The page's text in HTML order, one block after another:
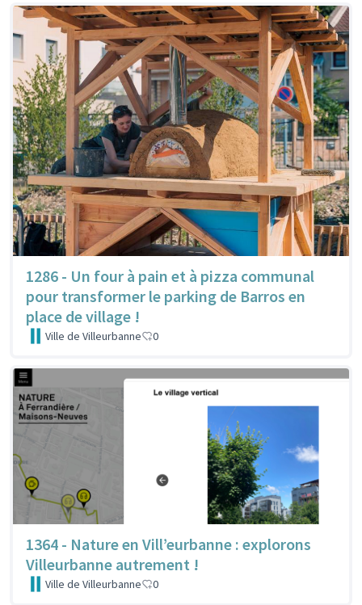
1286 - Un four à pain et à pizza communal
pour transformer le parking de Barros en
place de village !
Ville de Villeurbanne 0
1364 - Nature en Vill’eurbanne : explorons
Villeurbanne autrement !
Ville de Villeurbanne 0